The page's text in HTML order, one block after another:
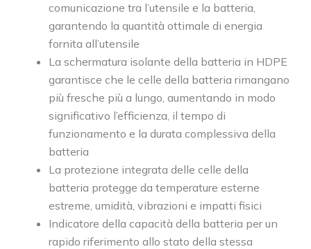
comunicazione tra l’utensile e la batteria,
garantendo la quantità ottimale di energia
fornita all’utensile
La schermatura isolante della batteria in HDPE
garantisce che le celle della batteria rimangano
più fresche più a lungo, aumentando in modo
significativo l’efficienza, il tempo di
funzionamento e la durata complessiva della
batteria
La protezione integrata delle celle della
batteria protegge da temperature esterne
estreme, umidità, vibrazioni e impatti fisici
Indicatore della capacità della batteria per un
rapido riferimento allo stato della stessa